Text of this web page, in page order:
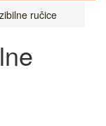
ručice